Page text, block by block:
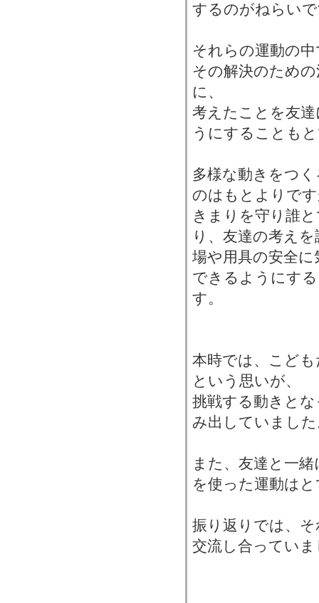
するのがねらい
それらの運動の
その解決のため
に、
考えたことを友
うにすることも
多様な動きをつ
のはもとよりで
きまりを守り誰
り、友達の考え
場や用具の安全
できるようにす
す。
本時では、こど
という思いが、
挑戦する動きと
み出していまし
また、友達と一
を使った運動は
振り返りでは、
交流し合ってい